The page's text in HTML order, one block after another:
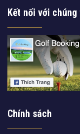
Kết nối với chúng
Chính sách